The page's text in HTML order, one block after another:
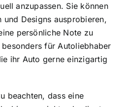
anzupassen. Sie können
und Designs ausprobieren,
persönliche Note zu
für Autoliebhaber
ihr Auto gerne einzigartig
beachten, dass eine